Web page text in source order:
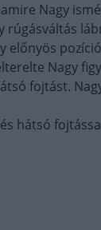
Nagy
Nagy
fojtást.
hátsó